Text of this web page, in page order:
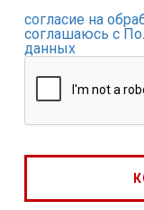
согласие на
соглашаюсь с
данных